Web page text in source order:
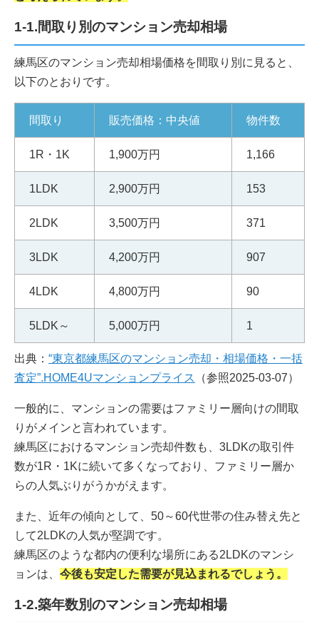
1-1.間取り別のマンション売却相場
練馬区のマンション売却相場価格を間取り別に見ると、
以下のとおりです。
間取り 販売価格：中央値 物件数
1R・1K 1,900万円 1,166
1LDK 2,900万円 153
2LDK 3,500万円 371
3LDK 4,200万円 907
4LDK 4,800万円 90
5LDK～ 5,000万円 1
出典： “東京都練馬区のマンション売却・相場価格・一括
査定”.HOME4Uマンションプライス
（参照2025-03-07）
一般的に、マンションの需要はファミリー層向けの間取
りがメインと言われています。
練馬区におけるマンション売却件数も、3LDKの取引件
数が1R・1Kに続いて多くなっており、ファミリー層か
らの人気ぶりがうかがえます。
また、近年の傾向として、50～60代世帯の住み替え先と
して2LDKの人気が堅調です。
練馬区のような都内の便利な場所にある2LDKのマンシ
ョンは、 今後も安定した需要が見込まれるでしょう。
1-2.築年数別のマンション売却相場